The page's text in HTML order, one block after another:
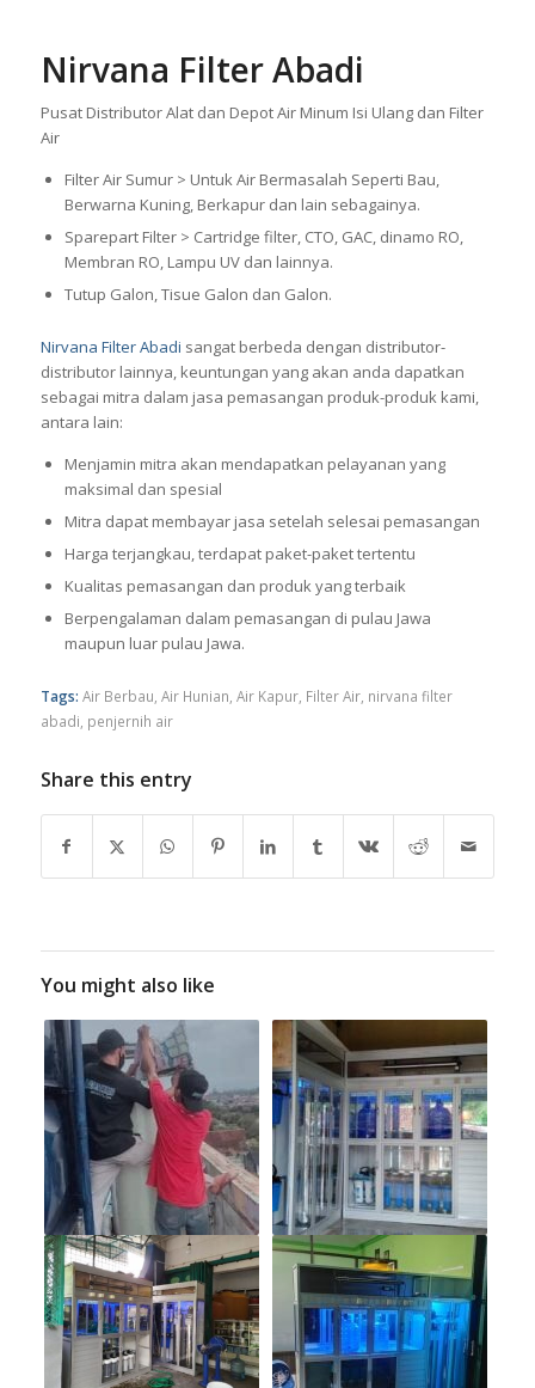
Nirvana Filter Abadi
Pusat Distributor Alat dan Depot Air Minum Isi Ulang dan Filter
Air
Filter Air Sumur > Untuk Air Bermasalah Seperti Bau,
Berwarna Kuning, Berkapur dan lain sebagainya.
Sparepart Filter > Cartridge filter, CTO, GAC, dinamo RO,
Membran RO, Lampu UV dan lainnya.
Tutup Galon, Tisue Galon dan Galon.
Nirvana Filter Abadi sangat berbeda dengan distributor-
distributor lainnya, keuntungan yang akan anda dapatkan
sebagai mitra dalam jasa pemasangan produk-produk kami,
antara lain:
Menjamin mitra akan mendapatkan pelayanan yang
maksimal dan spesial
Mitra dapat membayar jasa setelah selesai pemasangan
Harga terjangkau, terdapat paket-paket tertentu
Kualitas pemasangan dan produk yang terbaik
Berpengalaman dalam pemasangan di pulau Jawa
maupun luar pulau Jawa.
Tags: Air Berbau Air Hunian Air Kapur, Filter Air, nirvana filter
abadi penjernih air
Share this entry
You might also like